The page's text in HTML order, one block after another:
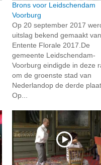
Brons voor Leidschendam
Voorburg
Op 20 september 2017
uitslag bekend gemaakt
Entente Florale 2017.De
gemeente Leidschendam-
Voorburg eindigde in deze
om de groenste stad van
Nederlandop de derde
Op...